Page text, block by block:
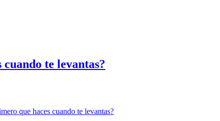
te levantas?
que haces cuando te levantas?